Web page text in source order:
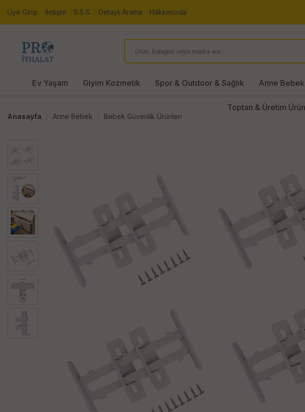
Üye Girişi İletişim S.S.S. Detaylı Arama Hakkımızda
Ev Yaşam Giyim Kozmetik Spor & Outdoor & Sağlık Anne Bebek
Toptan & Üretim
Anasayfa Anne Bebek Bebek Güvenlik Ürünleri